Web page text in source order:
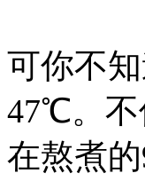
可你不
47℃。不
在熬煮